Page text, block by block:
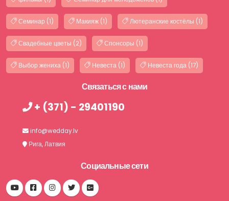
Семинар (1) Макияж (1) Лютеранские костёлы (1)
Свадебные цветы (2) Спонсоры (1)
Выбор жениха (1) Невеста (1) Невеста года (17)
Связаться с нами
+ (371) - 29401190
info@wedday.lv
Рига, Латвия
Социальные сети